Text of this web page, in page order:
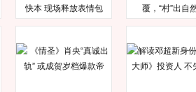
快本 现场释放表情包
覆，“村”出自